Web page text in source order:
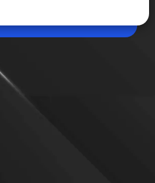
खुलासा
सैटेलाइट्स अब दुनिया के लिए
से जुड़ी नई रिसर्च में खुलासा हुआ है
Share